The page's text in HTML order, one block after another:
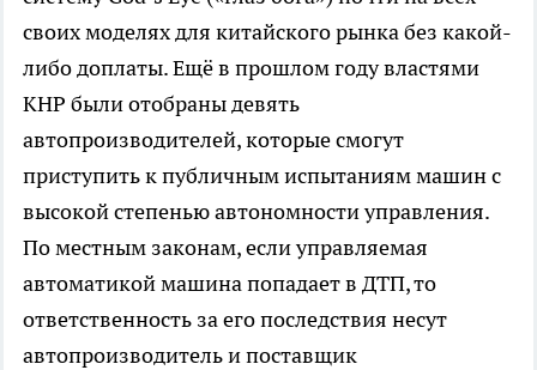
своих моделях для китайского рынка без какой-
либо доплаты. Ещё в прошлом году властями
КНР были отобраны девять
автопроизводителей, которые смогут
приступить к публичным испытаниям машин с
высокой степенью автономности управления.
По местным законам, если управляемая
автоматикой машина попадает в ДТП, то
ответственность за его последствия несут
автопроизводитель и поставщик